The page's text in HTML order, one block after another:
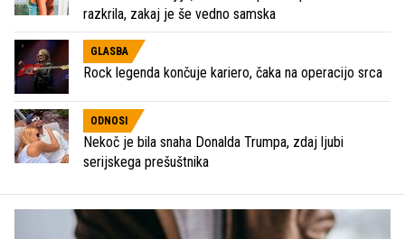
razkrila, zakaj je še vedno samska
GLASBA
Rock legenda končuje kariero, čaka na operacijo srca
ODNOSI
Nekoč je bila snaha Donalda Trumpa, zdaj ljubi
serijskega prešuštnika